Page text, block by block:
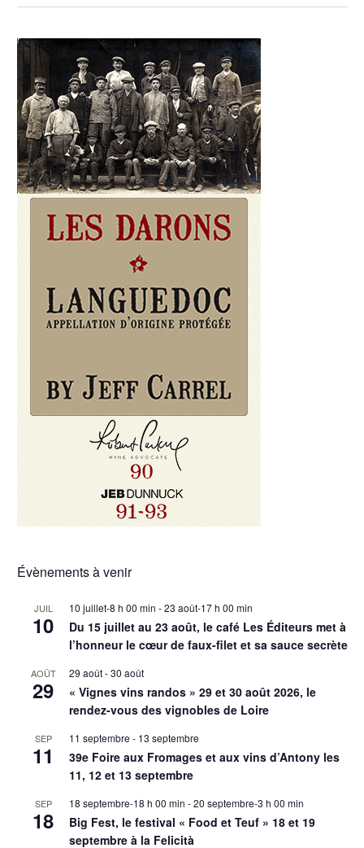
Évènements à venir
JUIL
10
10 juillet-8 h 00 min -23 août-17 h 00 min
Du 15 juillet au 23 août, le café Les Éditeurs met à
l’honneur le cœur de faux-filet et sa sauce secrète
AOÛT
29
29 août-30 août
« Vignes vins randos » 29 et 30 août 2026, le
rendez-vous des vignobles de Loire
SEP
11
11 septembre - 13 septembre
39e Foire aux Fromages et aux vins d’Antony les
11, 12 et 13 septembre
SEP
18
18 septembre-18 h 00 min -20 septembre-3 h 00 min
Big Fest, le festival « Food et Teuf » 18 et 19
septembre à la Felicità